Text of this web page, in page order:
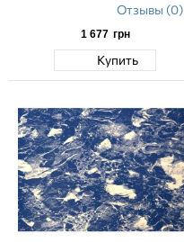
Отзывы (0)
1 677 грн
Купить